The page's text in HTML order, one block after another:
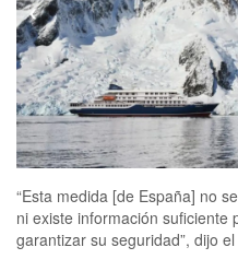
“Esta medida [de España] no
ni existe información suficiente
garantizar su seguridad”, dijo